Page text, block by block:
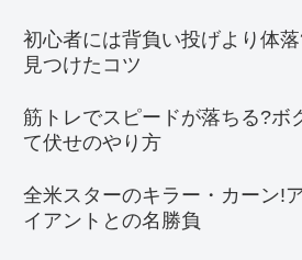
初心者には背負い投げより体
見つけたコツ
筋トレでスピードが落ちる?ボ
て伏せのやり方
全米スターのキラー・カーン!
イアントとの名勝負